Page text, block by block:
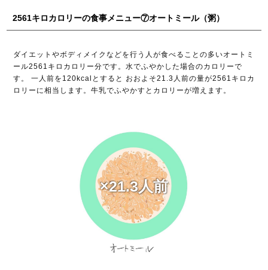
2561キロカロリーの食事メニュー⑦オートミール（粥）
ダイエットやボディメイクなどを行う人が食べることの多いオートミ
ール2561キロカロリー分です。水でふやかした場合のカロリーで
す。 一人前を120kcalとすると おおよそ21.3人前の量が2561キロカ
ロリーに相当します。牛乳でふやかすとカロリーが増えます。
×21.3人前